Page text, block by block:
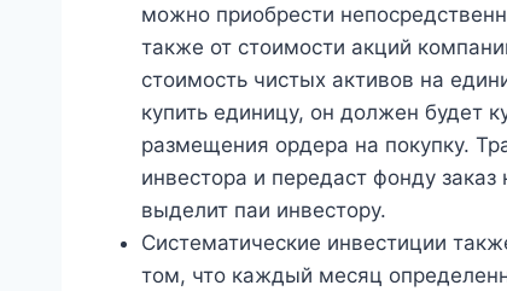
можно приобрести
также от стоимости акций
стоимость чистых активов на
купить единицу, он должен будет
размещения ордера на покупку.
инвестора и передаст фонду заказ
выделит паи инвестору.
Систематические инвестиции
том, что каждый месяц